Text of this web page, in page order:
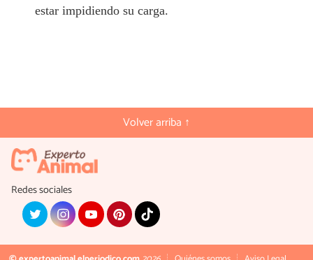
estar impidiendo su carga.
Volver arriba ↑
Redes sociales